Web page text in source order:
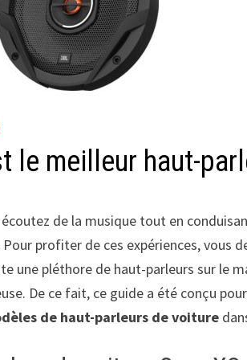
le meilleur haut-
de la musique tout en
profiter de ces expériences, vous
une pléthore de haut-parleurs sur le
De ce fait, ce guide a été conçu
de haut-parleurs de voiture